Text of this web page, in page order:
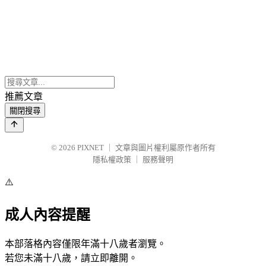
推薦文章
關閉搜尋
© 2026 PIXNET
文章與圖片權利屬原作者所有
隱私權政策
服務聲明
⚠️
成人內容提醒
本部落格內容僅限年滿十八歲者瀏覽。
若您未滿十八歲，請立即離開。